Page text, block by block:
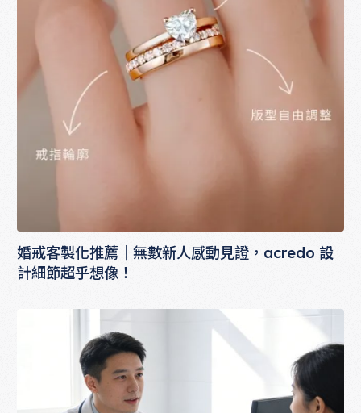
婚戒客製化推薦｜無數新人感動見證，acredo 設
計細節超乎想像！